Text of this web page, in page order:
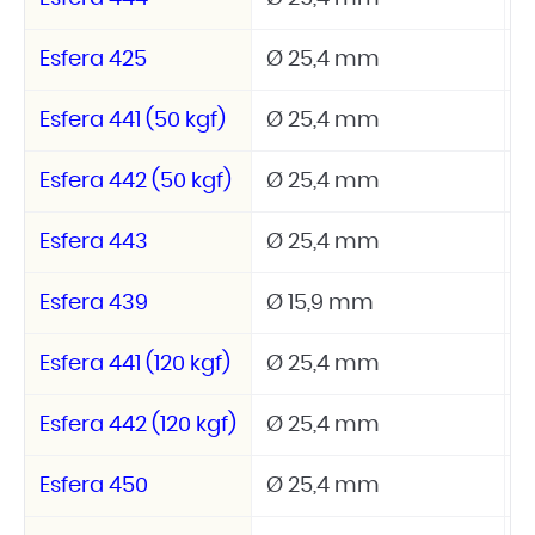
Esfera 425 Ø 25,4 mm
Esfera 441 (50 kgf) Ø 25,4 mm
Esfera 442 (50 kgf) Ø 25,4 mm
Esfera 443 Ø 25,4 mm
Esfera 439 Ø 15,9 mm
Esfera 441 (120 kgf) Ø 25,4 mm
Esfera 442 (120 kgf) Ø 25,4 mm
Esfera 450 Ø 25,4 mm